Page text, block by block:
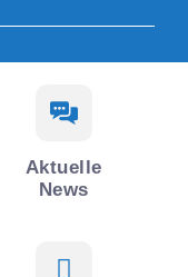
Aktuelle
News